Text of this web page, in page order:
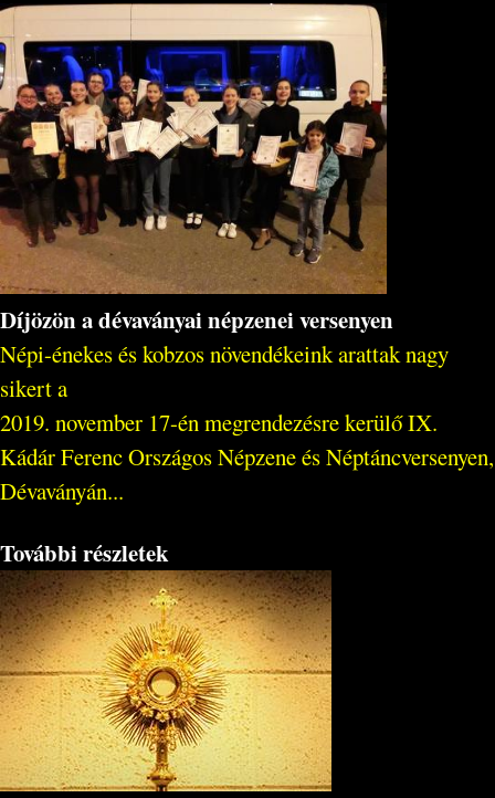
Díjözön a dévaványai népzenei versenyen
Népi-énekes és kobzos növendékeink arattak nagy
sikert a
2019. november 17-én megrendezésre kerülő IX.
Kádár Ferenc Országos Népzene és Néptáncversenyen,
Dévaványán...
További részletek